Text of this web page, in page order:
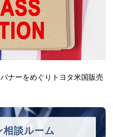
収集でGoogleに賠償命令
相談ルーム